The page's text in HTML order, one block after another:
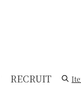
RECRUIT